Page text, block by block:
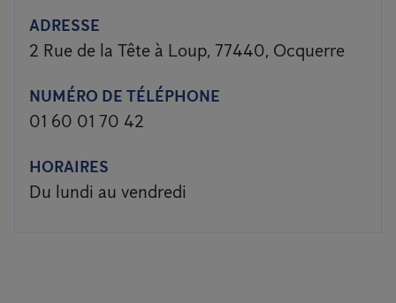
ADRESSE
2 Rue de la Tête à Loup, 77440, Ocquerre
NUMÉRO DE TÉLÉPHONE
01 60 01 70 42
HORAIRES
Du lundi au vendredi